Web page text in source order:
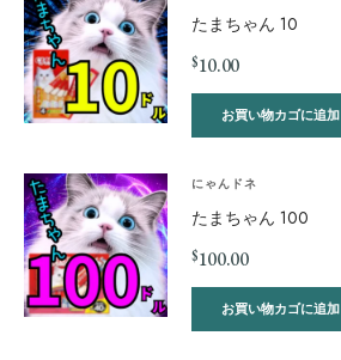
たまちゃん 10
$10.00
お買い物カゴに追加
にゃんドネ
たまちゃん 100
$100.00
お買い物カゴに追加